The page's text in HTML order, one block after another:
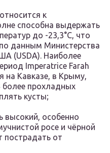
к
способна выдержать
до -23,3°С, что
данным Министерства
(USDA). Наиболее
Imperatrice Farah
на Кавказе, в Крыму,
более прохладных
кусты;
высокий, особенно
росе и чёрной
пострадать от